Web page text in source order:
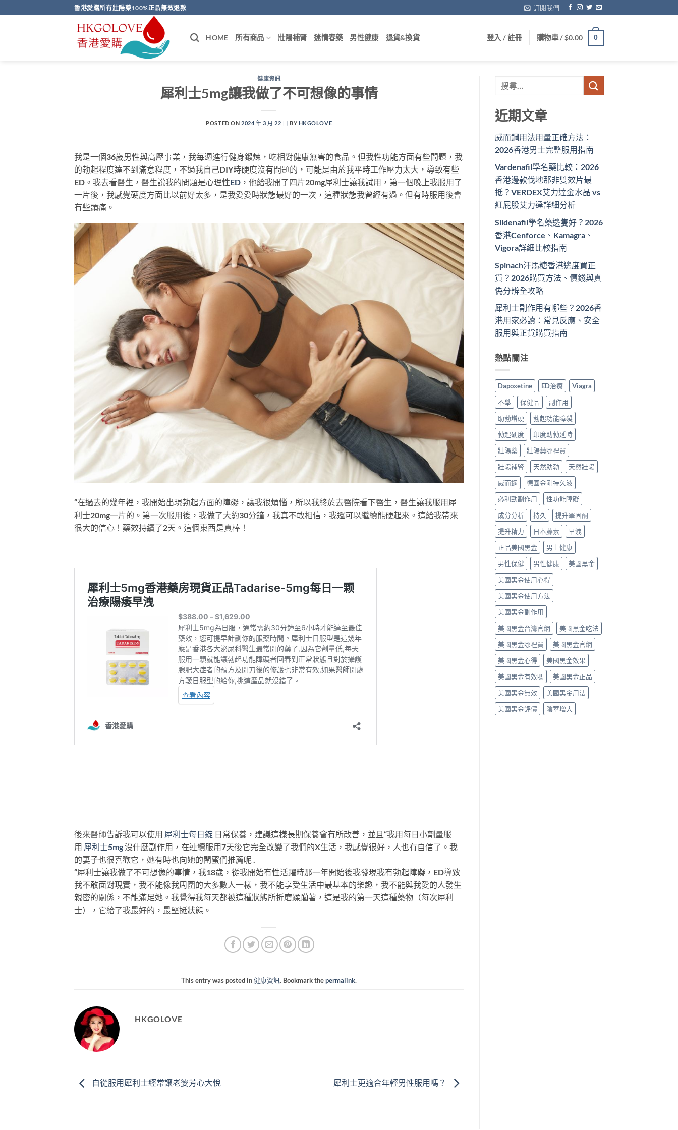
to
香港愛購所有壯陽藥100%正品無效退款 訂閱我們
HOME 所有商品 壯陽補腎 迷情春藥 男性健康 退貨&換貨 登入 / 註冊 購物車 /$0.00 0
健康資訊
犀利士5mg讓我做了不可想像的事情
POSTED ON 2024 年 3 月 22 日 BY HKGOLOVE
我是一個36歲男性與高壓事業，我每週進行健身鍛煉，吃相對健康無害的食品。但我性功能方面有些問題，我
的勃起程度達不到滿意程度，不過我自己DIY時硬度沒有問題的，可能是由於我平時工作壓力太大，導致有些
ED。我去看醫生，醫生說我的問題是心理性ED ，他給我開了四片20mg犀利士讓我試用，第一個晚上我服用了
一片後，我感覺硬度方面比以前好太多，是我愛愛時狀態最好的一次，這種狀態我曾經有過。但有時服用後會
有些頭痛。
“在過去的幾年裡，我開始出現勃起方面的障礙，讓我很煩惱，所以我終於去醫院看下醫生，醫生讓我服用犀
利士20mg一片的。第一次服用後，我做了大約30分鐘，我真不敢相信，我還可以繼續能硬起來。這給我帶來
很大的信心！藥效持續了2天。這個東西是真棒！
後來醫師告訴我可以使用 犀利士每日錠 日常保養，建議這樣長期保養會有所改善，並且“我用每日小劑量服
用 犀利士5mg沒什麼副作用，在連續服用7天後它完全改變了我們的X生活，我感覺很好，人也有自信了。我
的妻子也很喜歡它，她有時也向她的閨蜜們推薦呢 .
“犀利士讓我做了不可想像的事情，我18歲，從我開始有性活躍時那一年開始後我發現我有勃起障礙，ED導致
我不敢面對現實，我不能像我周圍的大多數人一樣，我不能享受生活中最基本的樂趣，我不能與我愛的人發生
親密的關係，不能滿足她。我覺得我每天都被這種狀態所折磨蹂躪著，這是我的第一天這種藥物（每次犀利
士），它給了我最好的，最堅挺狀態。
This entry was posted in健康資訊. Bookmark thepermalink.
HKGOLOVE
自從服用犀利士經常讓老婆芳心大悅 犀利士更適合年輕男性服用嗎？
近期文章
威而鋼用法用量正確方法：
2026香港男士完整服用指南
Vardenafil學名藥比較：2026
香港邊款伐地那非雙效片最
抵？VERDEX艾力達金水晶 vs
紅屁股艾力達詳細分析
Sildenafil學名藥邊隻好？2026
香港Cenforce、Kamagra、
Vigora詳細比較指南
Spinach汗馬糖香港邊度買正
貨？2026購買方法、價錢與真
偽分辨全攻略
犀利士副作用有哪些？2026香
港用家必讀：常見反應、安全
服用與正貨購買指南
熱點關注
Dapoxetine ED治療
Viagra
不舉
保健品
副作用
助勃增硬
勃起功能障礙
勃起硬度
印度助勃延時
壯陽藥
壯陽藥哪裡買
壯陽補腎
天然助勃
天然壯陽
威而鋼
德國金剛持久液
必利勁副作用
性功能障礙
成分分析
持久
提升睪固酮
提升精力
日本藤素
早洩
正品美國黑金
男士健康
男性保健
男性健康
美國黑金
美國黑金使用心得
美國黑金使用方法
美國黑金副作用
美國黑金台灣官網
美國黑金吃法
美國黑金哪裡買
美國黑金官網
美國黑金心得
美國黑金效果
美國黑金有效嗎
美國黑金正品
美國黑金無效
美國黑金用法
美國黑金評價
陰莖增大